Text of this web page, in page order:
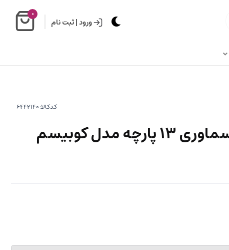
ورود|ثبت نام
0
کدکالا:
ست جا ادویه و پاسماوری 13 پارچه مدل کوبیسم